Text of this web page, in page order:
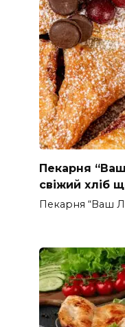
Пекарня
свіжий хліб
Пекарня “Ваш